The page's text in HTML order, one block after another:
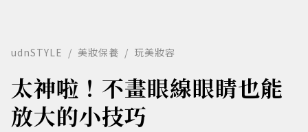
udnSTYLE 美妝保養 玩美妝容
太神啦！不畫眼線眼睛也能
放大的小技巧